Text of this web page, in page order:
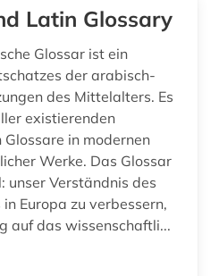
operations research (1)
philosophie des mittelalters (1)
Latin Glossary
Glossar ist ein
der arabisch-
des Mittelalters. Es
existierenden
in modernen
Werke. Das Glossar
unser Verständnis des
Europa zu verbessern,
auf das wissenschaftli...